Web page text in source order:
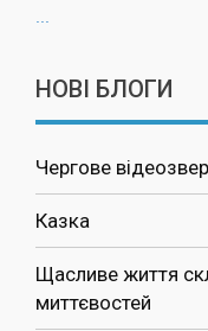
...
НОВІ БЛОГИ
Чергове
Казка
Щасливе життя
миттєвостей